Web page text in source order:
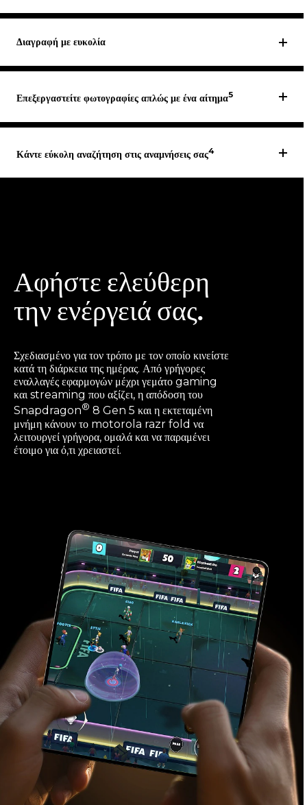
Διαγραφή με ευκολία
Επεξεργαστείτε φωτογραφίες απλώς με ένα αίτημα5
Κάντε εύκολη αναζήτηση στις αναμνήσεις σας4
Αφήστε ελεύθερη
την ενέργειά σας.
Σχεδιασμένο για τον τρόπο με τον οποίο κινείστε
κατά τη διάρκεια της ημέρας. Από γρήγορες
εναλλαγές εφαρμογών μέχρι γεμάτο gaming
και streaming που αξίζει, η απόδοση του
Snapdragon® 8 Gen 5 και η εκτεταμένη
μνήμη κάνουν το motorola razr fold να
λειτουργεί γρήγορα, ομαλά και να παραμένει
έτοιμο για ό,τι χρειαστεί.